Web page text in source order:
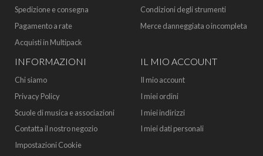
Spedizione e consegna
Pagamento a rate
Acquisti in Multipack
Condizioni degli strumenti
Merce danneggiata o incompleta
INFORMAZIONI
Chi siamo
Privacy Policy
Scuole di musica e associazioni
Contatta il nostro negozio
Impostazioni Cookie
IL MIO ACCOUNT
Il mio account
I miei ordini
I miei indirizzi
I miei dati personali